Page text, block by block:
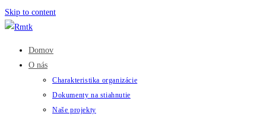
Skip to content
Domov
O nás
Charakteristika organizácie
Dokumenty na stiahnutie
Naše projekty